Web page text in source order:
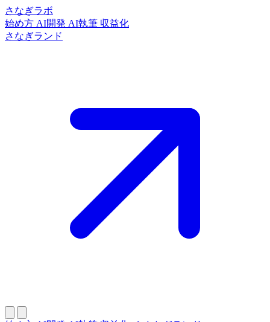
さなぎラボ
始め方 AI開発 AI執筆 収益化
さなぎランド